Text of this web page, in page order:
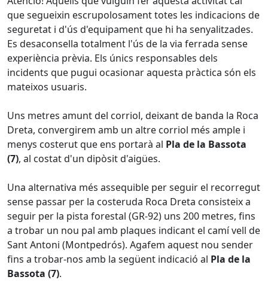
que segueixin escrupolosament totes les indicacions de
seguretat i d'ús d'equipament que hi ha senyalitzades.
Es desaconsella totalment l'ús de la via ferrada sense
experiència prèvia. Els únics responsables dels
incidents que pugui ocasionar aquesta pràctica són els
mateixos usuaris.
Uns metres amunt del corriol, deixant de banda la Roca
Dreta, convergirem amb un altre corriol més ample i
menys costerut que ens portarà al Pla de la Bassota
(7), al costat d'un dipòsit d'aigües.
Una alternativa més assequible per seguir el recorregut
sense passar per la costeruda Roca Dreta consisteix a
seguir per la pista forestal (GR-92) uns 200 metres, fins
a trobar un nou pal amb plaques indicant el camí vell de
Sant Antoni (Montpedrós). Agafem aquest nou sender
fins a trobar-nos amb la següent indicació al Pla de la
Bassota (7).